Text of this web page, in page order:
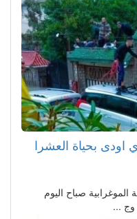
بحياة العشرا
صباح اليوم
...